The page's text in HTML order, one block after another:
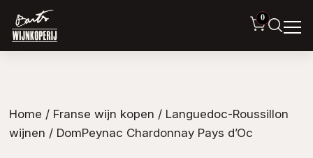
0
Home / Franse wijn kopen / Languedoc-Roussillon
wijnen / DomPeynac Chardonnay Pays d’Oc